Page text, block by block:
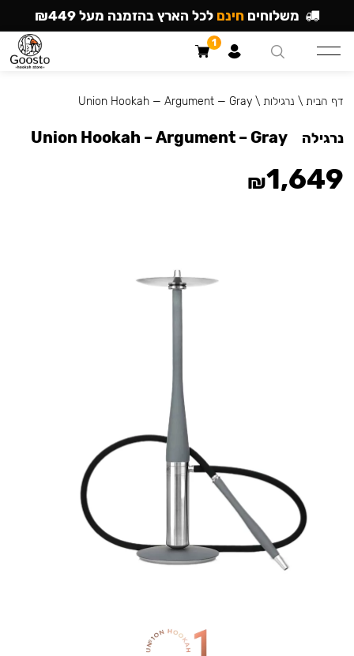
דף הבית \ נרגילות \
Union Hookah — Argument — Gray
נרגילה Union Hookah – Argument – Gray
₪1,649
משלוחים חינם לכל הארץ בהזמנה מעל ₪449
1